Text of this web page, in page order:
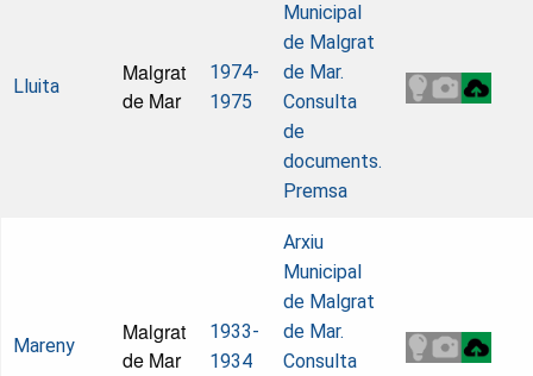
Lluita
Malgrat
de Mar
1974-
1975
Municipal
de Malgrat
de Mar.
Consulta
de
documents.
Premsa
Mareny
Malgrat
de Mar
1933-
1934
Arxiu
Municipal
de Malgrat
de Mar.
Consulta